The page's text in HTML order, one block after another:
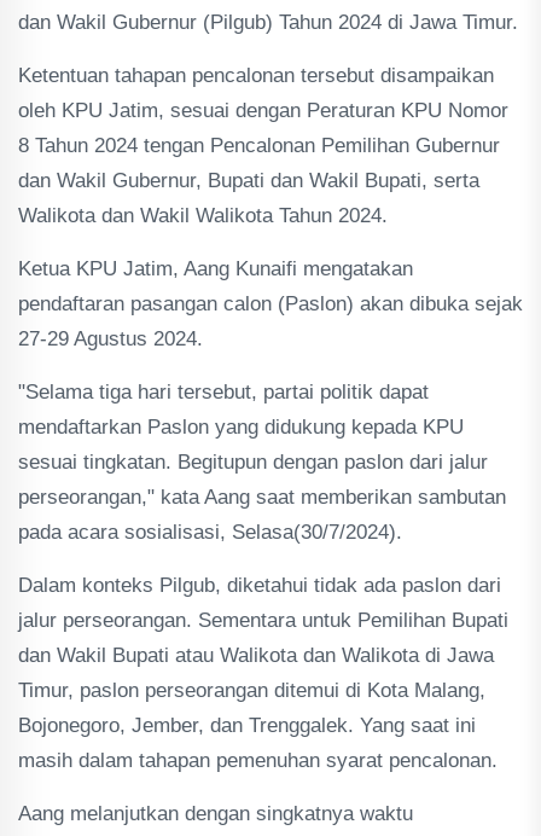
dan Wakil Gubernur (Pilgub) Tahun 2024 di Jawa Timur.
Ketentuan tahapan pencalonan tersebut disampaikan
oleh KPU Jatim, sesuai dengan Peraturan KPU Nomor
8 Tahun 2024 tengan Pencalonan Pemilihan Gubernur
dan Wakil Gubernur, Bupati dan Wakil Bupati, serta
Walikota dan Wakil Walikota Tahun 2024.
Ketua KPU Jatim, Aang Kunaifi mengatakan
pendaftaran pasangan calon (Paslon) akan dibuka sejak
27-29 Agustus 2024.
"Selama tiga hari tersebut, partai politik dapat
mendaftarkan Paslon yang didukung kepada KPU
sesuai tingkatan. Begitupun dengan paslon dari jalur
perseorangan," kata Aang saat memberikan sambutan
pada acara sosialisasi, Selasa(30/7/2024).
Dalam konteks Pilgub, diketahui tidak ada paslon dari
jalur perseorangan. Sementara untuk Pemilihan Bupati
dan Wakil Bupati atau Walikota dan Walikota di Jawa
Timur, paslon perseorangan ditemui di Kota Malang,
Bojonegoro, Jember, dan Trenggalek. Yang saat ini
masih dalam tahapan pemenuhan syarat pencalonan.
Aang melanjutkan dengan singkatnya waktu